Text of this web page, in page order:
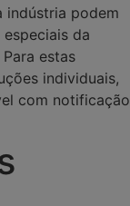
indústria podem
da
estas
individuais,
com notificação